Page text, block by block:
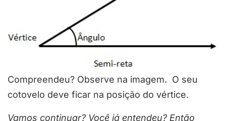
Compreendeu? Observe na imagem. O seu
cotovelo deve ficar na posição do vértice.
Vamos continuar? Você já entendeu? Então